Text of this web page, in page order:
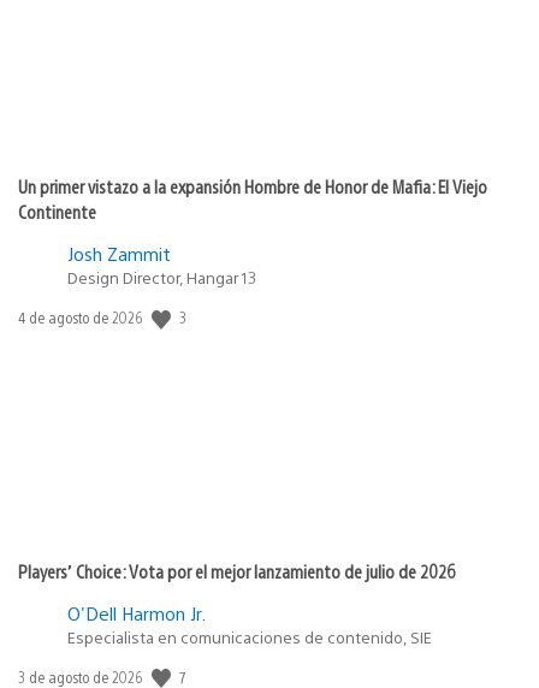
Un primer vistazo a la expansión Hombre de Honor de Mafia: El Viejo
Continente
Josh Zammit
Design Director, Hangar 13
Fecha
4 de agosto de 2026 3
Players’ Choice: Vota por el mejor lanzamiento de julio de 2026
O'Dell Harmon Jr.
Especialista en comunicaciones de contenido, SIE
Fecha
3 de agosto de 2026 7